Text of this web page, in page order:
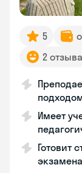
5
2 отзыва
Имеет
Готовит